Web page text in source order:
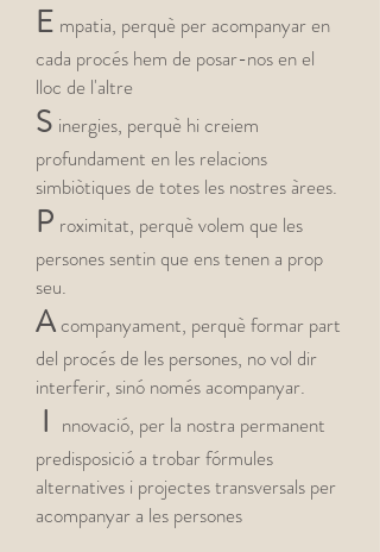
E mpatia, perquè per acompanyar en
cada procés hem de posar-nos en el
lloc de l'altre
S inergies, perquè hi creiem
profundament en les relacions
simbiòtiques de totes les nostres àrees.
P roximitat, perquè volem que les
persones sentin que ens tenen a prop
seu.
Acompanyament, perquè formar part
del procés de les persones, no vol dir
interferir, sinó només acompanyar.
I nnovació, per la nostra permanent
predisposició a trobar fórmules
alternatives i projectes transversals per
acompanyar a les persones​